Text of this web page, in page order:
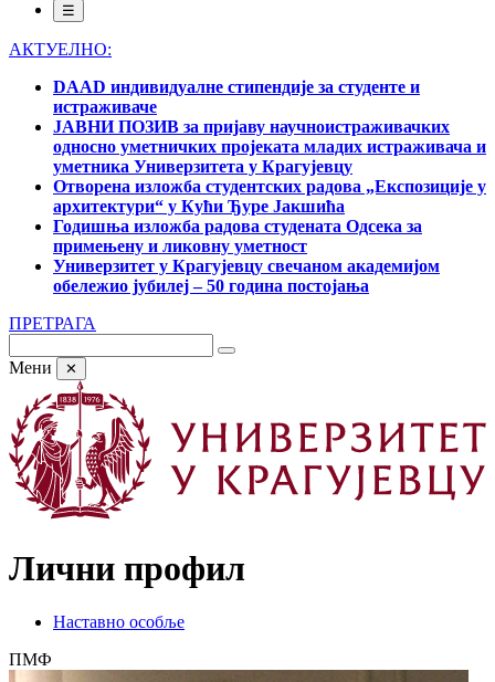
☰
АКТУЕЛНО:
DAAD индивидуалне стипендије за студенте и
истраживаче
ЈАВНИ ПОЗИВ за пријаву научноистраживачких
односно уметничких пројеката младих истраживача и
уметника Универзитета у Крагујевцу
Отворена изложба студентских радова „Експозиције у
архитектури“ у Кући Ђуре Јакшића
Годишња изложба радова студената Одсека за
примењену и ликовну уметност
Универзитет у Крагујевцу свечаном академијом
обележио јубилеј – 50 година постојања
ПРЕТРАГА
Мени ✕
Лични профил
Наставно особље
ПМФ